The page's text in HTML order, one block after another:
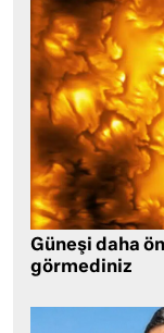
Güneşi daha
görmediniz